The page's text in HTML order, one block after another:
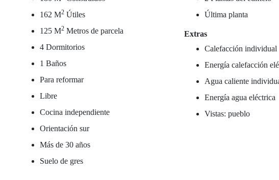
162 M2 Útiles
125 M2 Metros de parcela
4 Dormitorios
1 Baños
Para reformar
Libre
Cocina independiente
Orientación sur
Más de 30 años
Suelo de gres
Última planta
Extras
Calefacción individual
Energía calefacción
Agua caliente
Energía agua eléctrica
Vistas: pueblo